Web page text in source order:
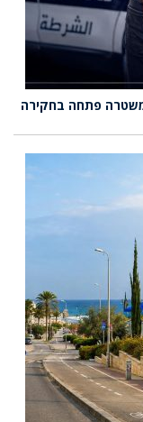
פתחה בחקירה